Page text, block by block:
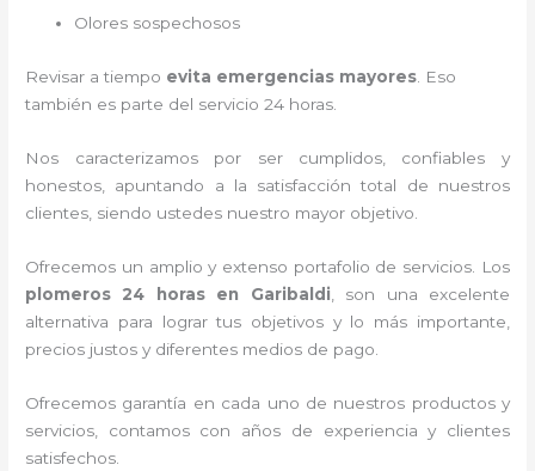
Olores sospechosos
Revisar a tiempo evita emergencias mayores . Eso
también es parte del servicio 24 horas.
Nos caracterizamos por ser cumplidos, confiables y
honestos, apuntando a la satisfacción total de nuestros
clientes, siendo ustedes nuestro mayor objetivo.
Ofrecemos un amplio y extenso portafolio de servicios. Los
plomeros 24 horas en Garibaldi , son una excelente
alternativa para lograr tus objetivos y lo más importante,
precios justos y diferentes medios de pago.
Ofrecemos garantía en cada uno de nuestros productos y
servicios, contamos con años de experiencia y clientes
satisfechos.